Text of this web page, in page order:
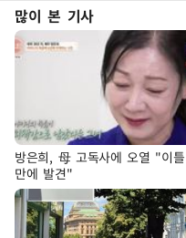
많이 본 기사
방은희, 母 고독사에 오열 "이틀
만에 발견"